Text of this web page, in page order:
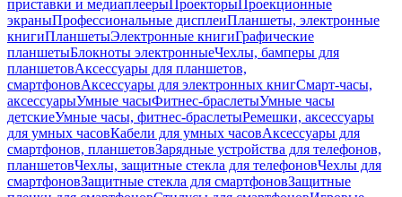
приставки и медиаплеерыПроекторыПроекционные
экраныПрофессиональные дисплеиПланшеты, электронные
книгиПланшетыЭлектронные книгиГрафические
планшетыБлокноты электронныеЧехлы, бамперы для
планшетовАксессуары для планшетов,
смартфоновАксессуары для электронных книгСмарт-часы,
аксессуарыУмные часыФитнес-браслетыУмные часы
детскиеУмные часы, фитнес-браслетыРемешки, аксессуары
для умных часовКабели для умных часовАксессуары для
смартфонов, планшетовЗарядные устройства для телефонов,
планшетовЧехлы, защитные стекла для телефоновЧехлы для
смартфоновЗащитные стекла для смартфоновЗащитные